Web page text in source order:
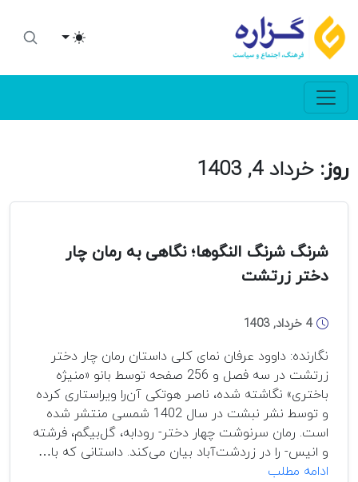
Toggle theme
روز:خرداد 4, 1403
شرنگ شرنگ النگوها؛ نگاهی به رمان چار
دختر زرتشت
4 خرداد, 1403
نگارنده: داوود عرفان نمای کلی داستان رمان چار دختر
زرتشت در سه فصل و 256 صفحه توسط بانو «منیژه
باختری» نگاشته شده، ناصر هوتکی آن‌را ویراستاری کرده
و توسط نشر نبشت در سال 1402 شمسی منتشر شده
است. رمان سرنوشت چهار دختر- رودابه، گل‌بیگم، فرشته
و انیس- را در زردشت‌آباد بیان می‌کند. داستانی که با…
ادامه مطلب